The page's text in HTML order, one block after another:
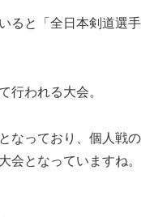
ると「全日本剣道選手
行われる大会。
なっており、個人戦の
会となっていますね。